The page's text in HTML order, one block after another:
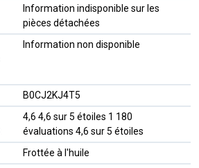
‎Information indisponible sur les
pièces détachées
‎Information non disponible
B0CJ2KJ4T5
4,6 4,6 sur 5 étoiles 1 180
évaluations 4,6 sur 5 étoiles
Frottée à l'huile